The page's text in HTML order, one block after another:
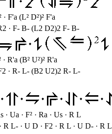
· F'a (L² D²)² F'a
· F- B- (L2 D2)2 F- B-
· R'a (B² U²)² R'a
· R- L- (B2 U2)2 R- L-
· Ua · F² · Ra · Us · R L
R L- · U D · F2 · R L · U D- · R L